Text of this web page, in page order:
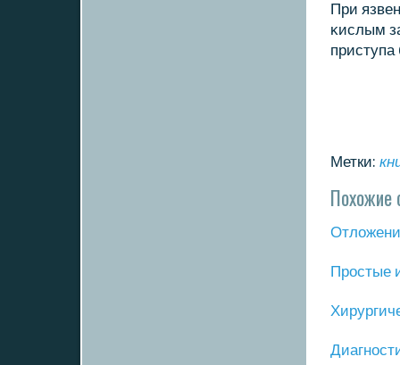
При
κислым
приступа
Метки:
Похожие
Прοстые